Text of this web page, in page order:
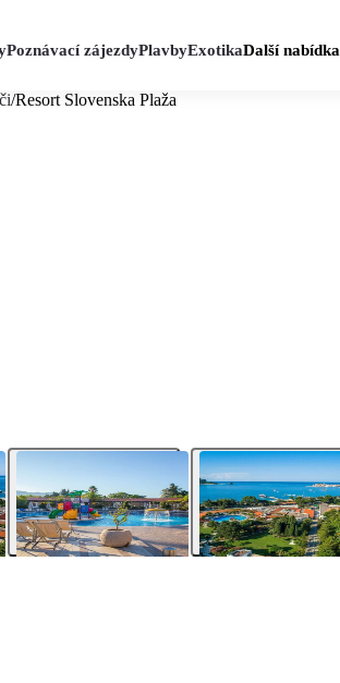
Poznávací zájezdyPlavbyExotikaDalší nabídka
/Resort Slovenska Plaža